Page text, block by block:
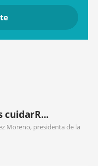
cuidarR...
Moreno, presidenta de la